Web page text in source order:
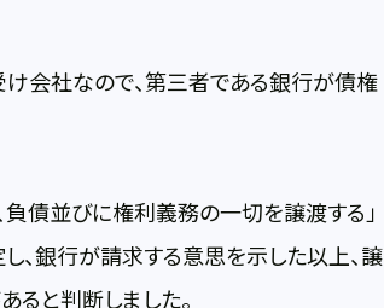
会社なので、第三者である銀行が債権
負債並びに権利義務の一切を譲渡する」
、銀行が請求する意思を示した以上、譲
と判断しました。